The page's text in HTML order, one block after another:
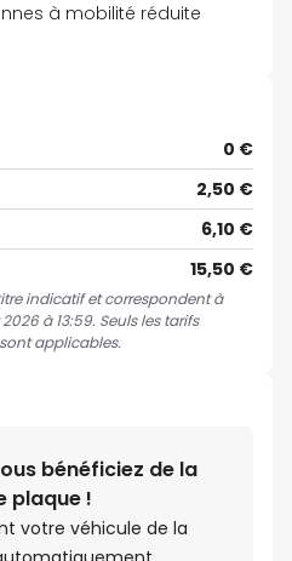
à mobilité réduite
0 €
2,50 €
6,10 €
15,50 €
indicatif et correspondent à
à 13:59. Seuls les tarifs
applicables.
bénéficiez de la
plaque !
votre véhicule de la